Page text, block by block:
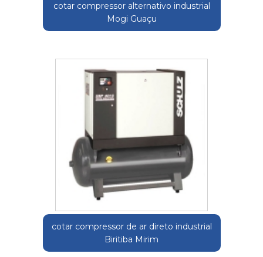
cotar compressor alternativo industrial
Mogi Guaçu
cotar compressor de ar direto industrial
Biritiba Mirim